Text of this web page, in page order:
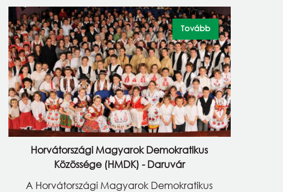
Horvátországi Magyarok Demokratikus
Közössége (HMDK) - Daruvár
Tovább
A Horvátországi Magyarok Demokratikus